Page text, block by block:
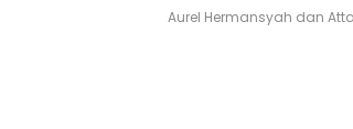
Aurel Hermansyah dan